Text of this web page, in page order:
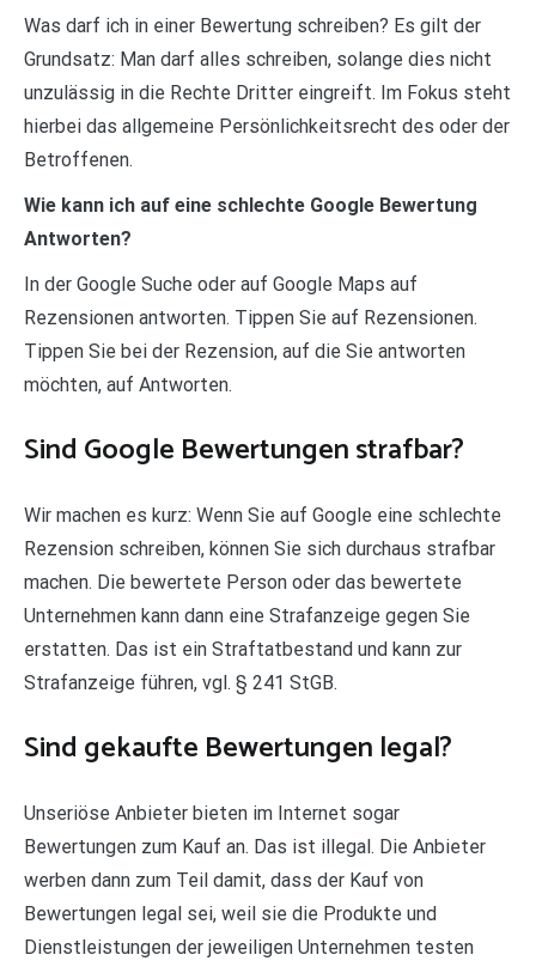
Was darf ich in einer Bewertung schreiben? Es gilt der
Grundsatz: Man darf alles schreiben, solange dies nicht
unzulässig in die Rechte Dritter eingreift. Im Fokus steht
hierbei das allgemeine Persönlichkeitsrecht des oder der
Betroffenen.
Wie kann ich auf eine schlechte Google Bewertung
Antworten?
In der Google Suche oder auf Google Maps auf
Rezensionen antworten. Tippen Sie auf Rezensionen.
Tippen Sie bei der Rezension, auf die Sie antworten
möchten, auf Antworten.
Sind Google Bewertungen strafbar?
Wir machen es kurz: Wenn Sie auf Google eine schlechte
Rezension schreiben, können Sie sich durchaus strafbar
machen. Die bewertete Person oder das bewertete
Unternehmen kann dann eine Strafanzeige gegen Sie
erstatten. Das ist ein Straftatbestand und kann zur
Strafanzeige führen, vgl. § 241 StGB.
Sind gekaufte Bewertungen legal?
Unseriöse Anbieter bieten im Internet sogar
Bewertungen zum Kauf an. Das ist illegal. Die Anbieter
werben dann zum Teil damit, dass der Kauf von
Bewertungen legal sei, weil sie die Produkte und
Dienstleistungen der jeweiligen Unternehmen testen